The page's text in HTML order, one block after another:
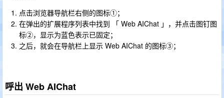
点击浏览器导航栏右侧的图标①；
在弹出的扩展程序列表中找到 「 Web AIChat 」，并点击图钉图
标②，显示为蓝色表示已固定；
之后，就会在导航栏上显示 Web AIChat 的图标③；
呼出 Web AIChat